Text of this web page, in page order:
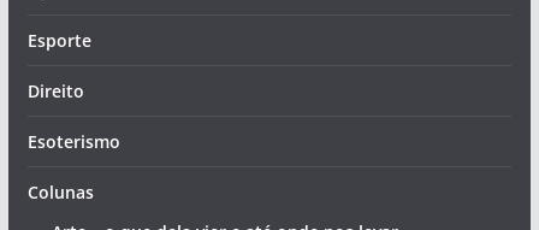
Esporte
Direito
Esoterismo
Colunas